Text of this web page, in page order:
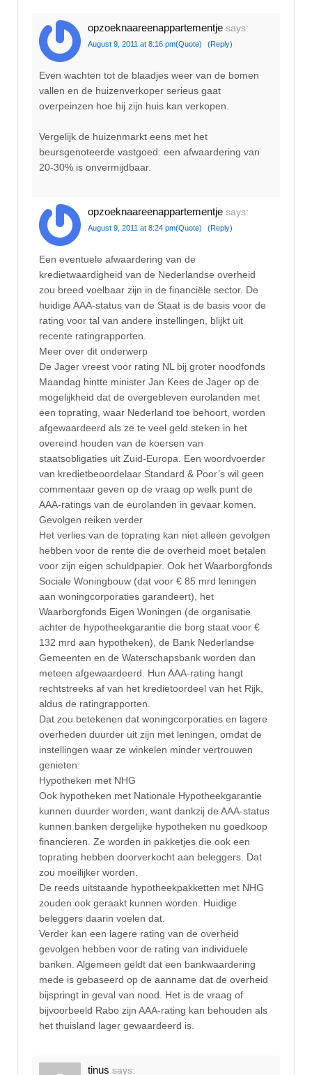
opzoeknaareenappartementje says:
August 9, 2011 at 8:16 pm(Quote) (Reply)
Even wachten tot de blaadjes weer van de bomen
vallen en de huizenverkoper serieus gaat
overpeinzen hoe hij zijn huis kan verkopen.
Vergelijk de huizenmarkt eens met het
beursgenoteerde vastgoed: een afwaardering van
20-30% is onvermijdbaar.
opzoeknaareenappartementje says:
August 9, 2011 at 8:24 pm(Quote) (Reply)
Een eventuele afwaardering van de
kredietwaardigheid van de Nederlandse overheid
zou breed voelbaar zijn in de financiële sector. De
huidige AAA-status van de Staat is de basis voor de
rating voor tal van andere instellingen, blijkt uit
recente ratingrapporten.
Meer over dit onderwerp
De Jager vreest voor rating NL bij groter noodfonds
Maandag hintte minister Jan Kees de Jager op de
mogelijkheid dat de overgebleven eurolanden met
een toprating, waar Nederland toe behoort, worden
afgewaardeerd als ze te veel geld steken in het
overeind houden van de koersen van
staatsobligaties uit Zuid-Europa. Een woordvoerder
van kredietbeoordelaar Standard & Poor’s wil geen
commentaar geven op de vraag op welk punt de
AAA-ratings van de eurolanden in gevaar komen.
Gevolgen reiken verder
Het verlies van de toprating kan niet alleen gevolgen
hebben voor de rente die de overheid moet betalen
voor zijn eigen schuldpapier. Ook het Waarborgfonds
Sociale Woningbouw (dat voor € 85 mrd leningen
aan woningcorporaties garandeert), het
Waarborgfonds Eigen Woningen (de organisatie
achter de hypotheekgarantie die borg staat voor €
132 mrd aan hypotheken), de Bank Nederlandse
Gemeenten en de Waterschapsbank worden dan
meteen afgewaardeerd. Hun AAA-rating hangt
rechtstreeks af van het kredietoordeel van het Rijk,
aldus de ratingrapporten.
Dat zou betekenen dat woningcorporaties en lagere
overheden duurder uit zijn met leningen, omdat de
instellingen waar ze winkelen minder vertrouwen
genieten.
Hypotheken met NHG
Ook hypotheken met Nationale Hypotheekgarantie
kunnen duurder worden, want dankzij de AAA-status
kunnen banken dergelijke hypotheken nu goedkoop
financieren. Ze worden in pakketjes die ook een
toprating hebben doorverkocht aan beleggers. Dat
zou moeilijker worden.
De reeds uitstaande hypotheekpakketten met NHG
zouden ook geraakt kunnen worden. Huidige
beleggers daarin voelen dat.
Verder kan een lagere rating van de overheid
gevolgen hebben voor de rating van individuele
banken. Algemeen geldt dat een bankwaardering
mede is gebaseerd op de aanname dat de overheid
bijspringt in geval van nood. Het is de vraag of
bijvoorbeeld Rabo zijn AAA-rating kan behouden als
het thuisland lager gewaardeerd is.
tinus says: